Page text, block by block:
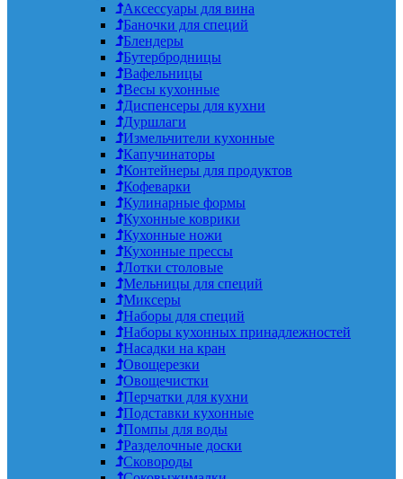
Аксессуары для вина
Баночки для специй
Блендеры
Бутербродницы
Вафельницы
Весы кухонные
Диспенсеры для кухни
Дуршлаги
Измельчители кухонные
Капучинаторы
Контейнеры для продуктов
Кофеварки
Кулинарные формы
Кухонные коврики
Кухонные ножи
Кухонные прессы
Лотки столовые
Мельницы для специй
Миксеры
Наборы для специй
Наборы кухонных принадлежностей
Насадки на кран
Овощерезки
Овощечистки
Перчатки для кухни
Подставки кухонные
Помпы для воды
Разделочные доски
Сковороды